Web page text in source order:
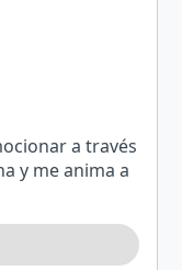
a través
y me anima a